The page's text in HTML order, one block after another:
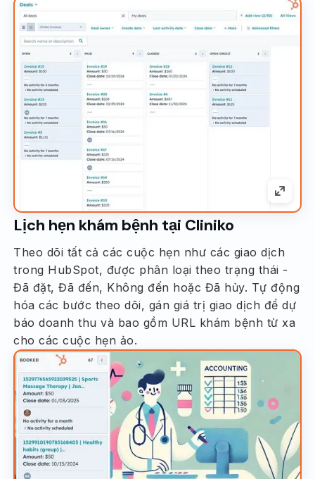
Lịch hẹn khám bệnh tại Cliniko
Theo dõi tất cả các cuộc hẹn như các giao dịch
trong HubSpot, được phân loại theo trạng thái -
Đã đặt, Đã đến, Không đến hoặc Đã hủy. Tự động
hóa các bước theo dõi, gán giá trị giao dịch để dự
báo doanh thu và bao gồm URL khám bệnh từ xa
cho các cuộc hẹn ảo.